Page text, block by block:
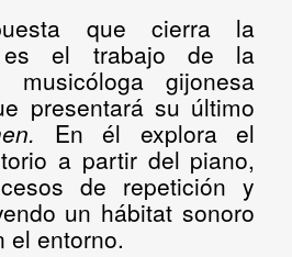
que cierra la
es el trabajo de la
musicóloga gijonesa
presentará su último
En él explora el
a partir del piano,
de repetición y
un hábitat sonoro
el entorno.